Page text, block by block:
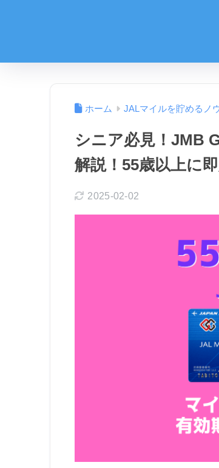
ホーム JALマイルを貯めるノ
シニア必見！JMB
解説！55歳以上に
2025-02-02